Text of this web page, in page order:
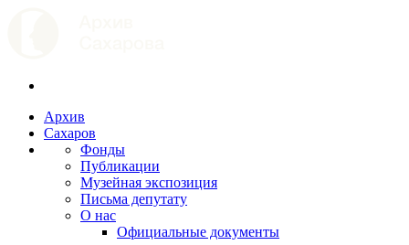
Архив
Сахаров
Фонды
Публикации
Музейная экспозиция
Письма депутату
О нас
Официальные документы